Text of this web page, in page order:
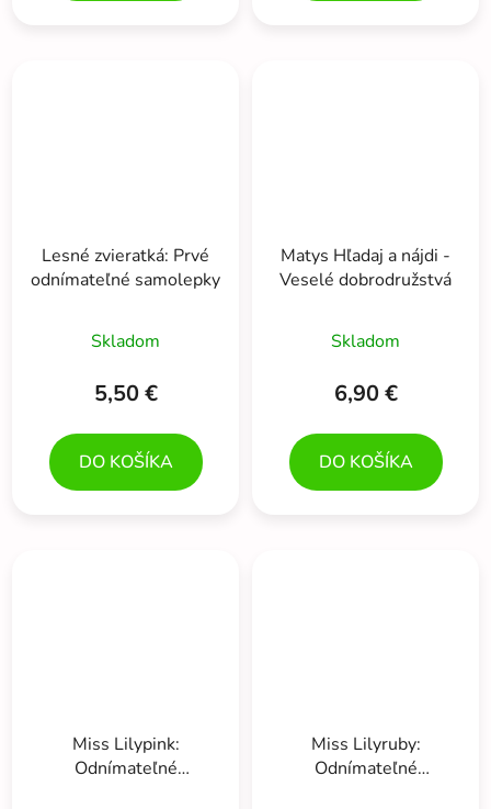
Lesné zvieratká: Prvé
odnímateľné samolepky
Skladom
5,50 €
DO KOŠÍKA
Matys Hľadaj a nájdi -
Veselé dobrodružstvá
Skladom
6,90 €
DO KOŠÍKA
Miss Lilypink:
Odnímateľné
Miss Lilyruby:
Odnímateľné